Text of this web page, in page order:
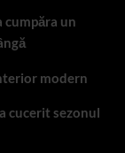
cumpăra un
modern
cucerit sezonul